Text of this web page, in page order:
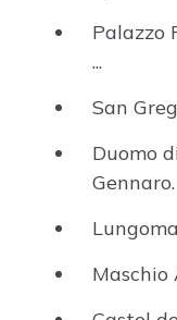
Palazzo
...
San
Duomo
Gennaro.
Maschio